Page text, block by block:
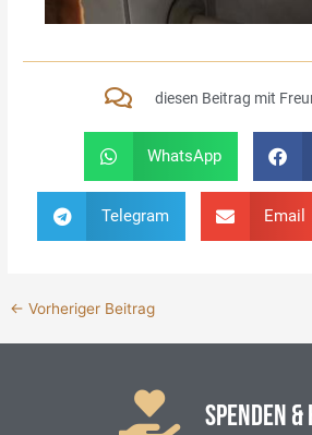
diesen Beitrag mit
WhatsApp
Telegram Email
← Vorheriger Beitrag
SPENDEN &